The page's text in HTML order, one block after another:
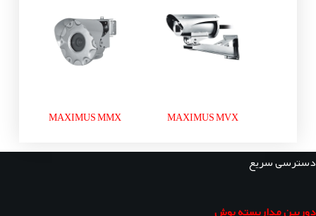
MAXIMUS MVX
MAXIMUS MMX
دسترسی سریع
دوربین مداربسته بوش